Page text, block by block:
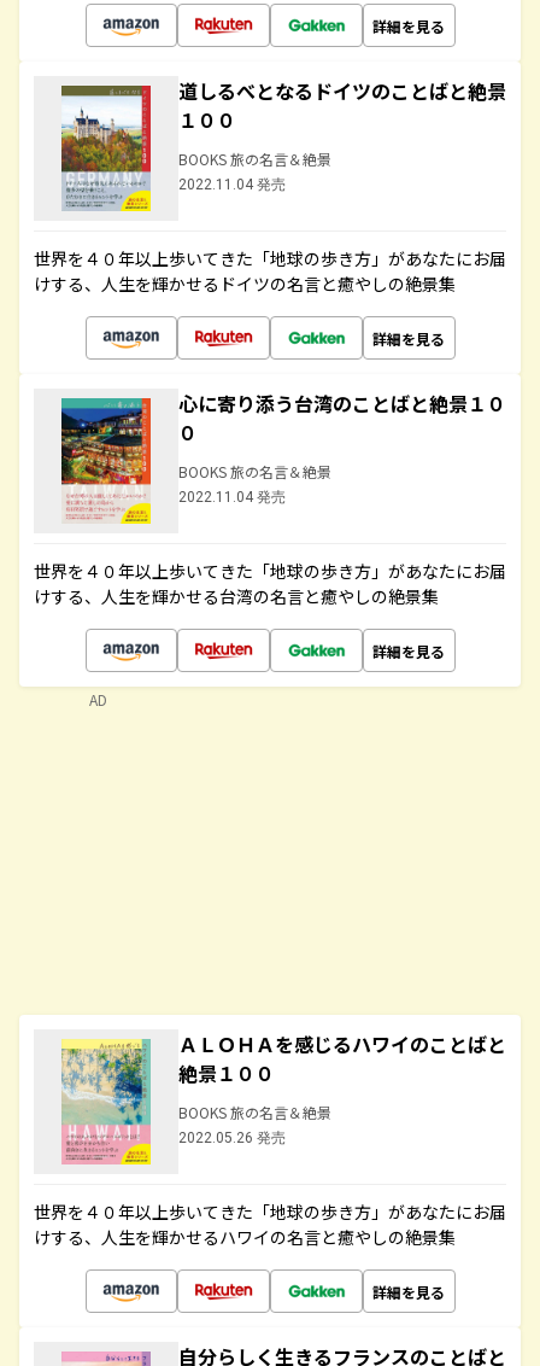
詳細を見る
道しるべとなるドイツのことばと絶景
１００
BOOKS 旅の名言＆絶景
2022.11.04 発売
世界を４０年以上歩いてきた「地球の歩き方」があなたにお届
けする、人生を輝かせるドイツの名言と癒やしの絶景集
詳細を見る
心に寄り添う台湾のことばと絶景１０
０
BOOKS 旅の名言＆絶景
2022.11.04 発売
世界を４０年以上歩いてきた「地球の歩き方」があなたにお届
けする、人生を輝かせる台湾の名言と癒やしの絶景集
詳細を見る
ＡＬＯＨＡを感じるハワイのことばと
絶景１００
BOOKS 旅の名言＆絶景
2022.05.26 発売
世界を４０年以上歩いてきた「地球の歩き方」があなたにお届
けする、人生を輝かせるハワイの名言と癒やしの絶景集
詳細を見る
自分らしく生きるフランスのことばと
AD